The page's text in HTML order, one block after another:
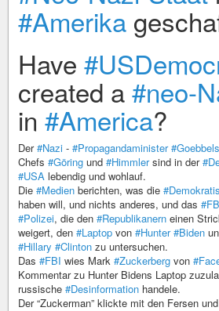
#Amerika
Have
created a#neo-
in #America?
Der#Nazi - #Propagandaminister #Goebbels
Chefs #Göring und #Himmlersind in der
#USA lebendig und wohlauf.
Die #Medien berichten, was die
haben will, und nichts anderes, und das
#Polizei, die den #Republikanern einen
weigert, den #Laptop von #Hunter #Biden
#Hillary #Clinton zu untersuchen.
Das #FBI wies Mark #Zuckerberg von
Kommentar zu Hunter Bidens Laptop
russische #Desinformation handele.
Der “Zuckerman” klickte mit den Fersen